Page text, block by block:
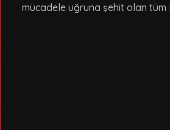
mücadele uğruna şehit olan tüm